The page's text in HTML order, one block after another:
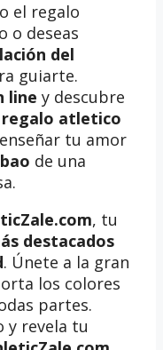
el regalo
o deseas
del
guiarte.
line y descubre
regalo atletico
tu amor
de una
, tu
destacados
. Únete a la gran
los colores
partes.
y revela tu